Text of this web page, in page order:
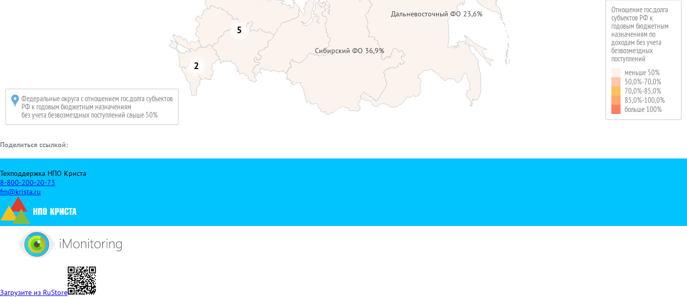
2
5
Дальневосточный ФО 23,6%
Сибирский ФО 36,9%
Федеральные округа с отношением гос.долга субъектов
РФ к годовым бюджетным назначениям
без учета безвозмездных поступлений свыше 50%
Отношение гос.долга
субъектов РФ к
годовым бюджетным
назначениям по
доходам без учета
безвозмездных
поступлений
меньше 50%
50,0%-70,0%
70,0%-85,0%
85,0%-100,0%
больше 100%
Поделиться ссылкой:
Техподдержка НПО Криста
8-800-200-20-73
fm@krista.ru
Загрузите из RuStore